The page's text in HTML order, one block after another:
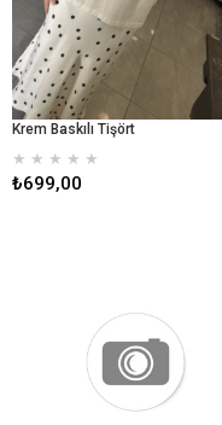
Krem Baskılı Tişört
★ ★ ★ ★ ★
₺699,00